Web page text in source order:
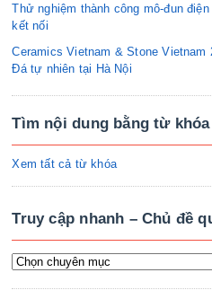
Thử nghiệm thành công mô-đun
kết nối
Ceramics Vietnam & Stone
Đá tự nhiên tại Hà Nội
Tìm nội dung bằng từ khóa
Xem tất cả từ khóa
Truy cập nhanh – Chủ đề